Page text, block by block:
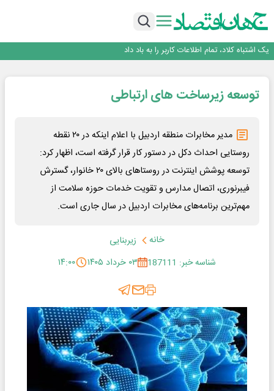
راه‌آهن موظف به ارائه برنامه برای ارتقای امنیت سایبری شد
یک اشتباه کلاد، تمام اطلاعات کاربر را به باد داد
رگولاتوری: اعمال ضریب ۲.۷ برای اینترنت بین‌الملل صحت ندارد
راه‌آهن موظف به ارائه برنامه برای ارتقای امنیت سایبری شد
با تقاضای برق ناپایدار هوش مصنوعی خودزنی می‌کند
اینوتکس امسال با مدل جدید برگزار می‌شود
توسعه زیرساخت های ارتباطی
مدیر مخابرات منطقه اردبیل با اعلام اینکه در ۲۰ نقطه
روستایی احداث دکل در دستور کار قرار گرفته است، اظهار کرد:
توسعه پوشش اینترنت در روستاهای بالای ۲۰ خانوار، گسترش
فیبرنوری، اتصال مدارس و تقویت خدمات حوزه سلامت از
مهم‌ترین برنامه‌های مخابرات اردبیل در سال جاری است.
خانه
زیربنایی
شناسه خبر: 187111
۰۳ خرداد ۱۴۰۵ ۱۴:۰۰